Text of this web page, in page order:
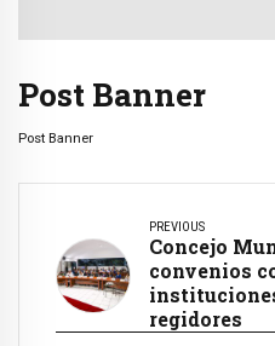
Post Banner
Post Banner
PREVIOUS
Concejo
convenios
regidores